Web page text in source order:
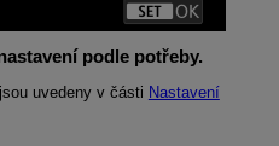
podle potřeby.
uvedeny v části Nastavení